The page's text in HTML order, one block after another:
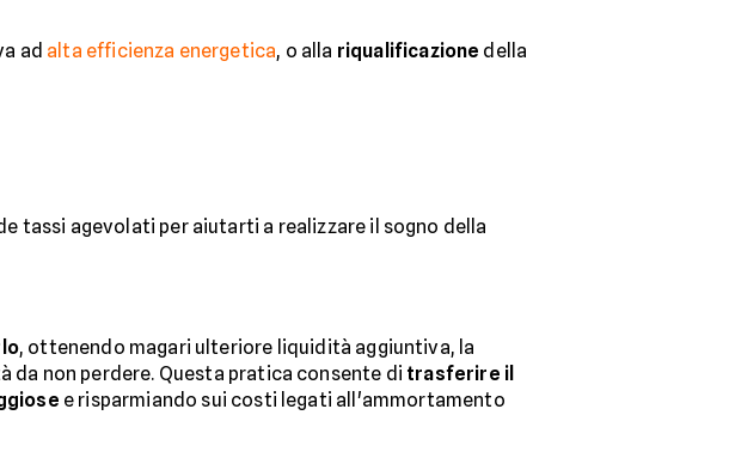
ad alta efficienza energetica, o alla riqualificazione della
tassi agevolati per aiutarti a realizzare il sogno della
, ottenendo magari ulteriore liquidità aggiuntiva, la
non perdere. Questa pratica consente di trasferire il
e risparmiando sui costi legati all'ammortamento